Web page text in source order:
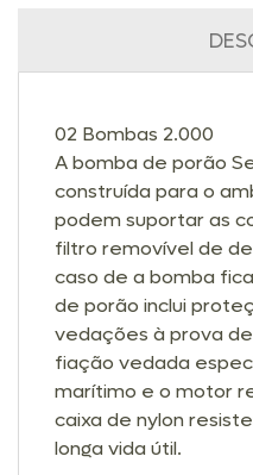
02 Bombas 2.000
A bomba de porão
construída para o
podem suportar as
filtro removível de
caso de a bomba
de porão inclui
vedações à prova
fiação vedada
marítimo e o motor
caixa de nylon
longa vida útil.